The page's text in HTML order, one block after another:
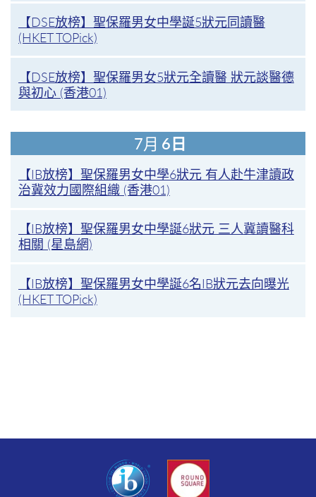
【DSE放榜】聖保羅男女中學誕5狀元同讀醫
(HKET TOPick)
【DSE放榜】聖保羅男女5狀元全讀醫 狀元談醫德
與初心 (香港01)
7月 6日
【IB放榜】聖保羅男女中學6狀元 有人赴牛津讀政
治冀效力國際組織 (香港01)
【IB放榜】聖保羅男女中學誕6狀元 三人冀讀醫科
相關 (星島網)
【IB放榜】聖保羅男女中學誕6名IB狀元去向曝光
(HKET TOPick)